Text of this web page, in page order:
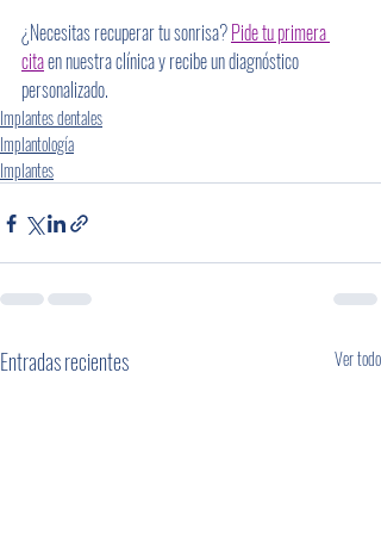
¿Necesitas recuperar tu sonrisa? Pide tu primera
cita en nuestra clínica y recibe un diagnóstico
personalizado.
Implantes dentales
Implantología
Implantes
Entradas recientes Ver todo